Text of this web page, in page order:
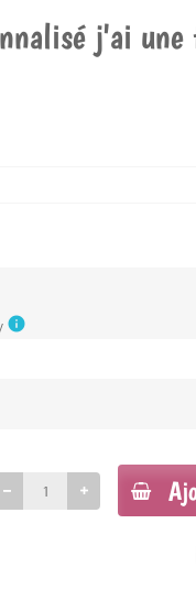
j'ai une
info